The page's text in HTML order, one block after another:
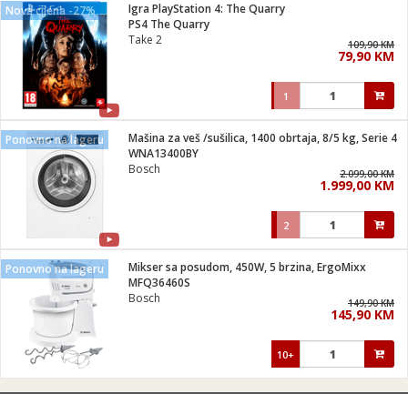
Nova cijena -27%
Igra PlayStation 4: The Quarry
PS4 The Quarry
Take 2
109,90 KM
79,90 KM
1
Ponovno na lageru
Mašina za veš /sušilica, 1400 obrtaja, 8/5 kg, Serie 4
WNA13400BY
Bosch
2.099,00 KM
1.999,00 KM
2
Ponovno na lageru
Mikser sa posudom, 450W, 5 brzina, ErgoMixx
MFQ36460S
Bosch
149,90 KM
145,90 KM
10+